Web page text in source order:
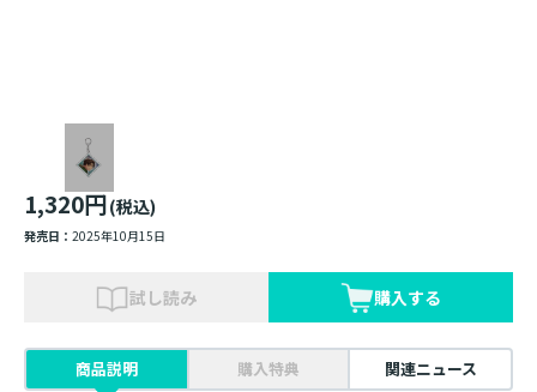
1,320円(税込)
発売日： 2025年10月15日
試し読み 購入する
商品説明 購入特典 関連ニュース